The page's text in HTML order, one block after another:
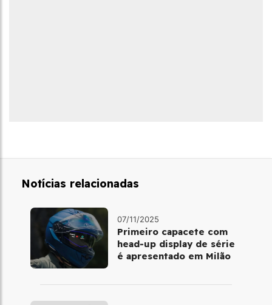
Notícias relacionadas
07/11/2025
Primeiro capacete com
head‑up display de série
é apresentado em Milão